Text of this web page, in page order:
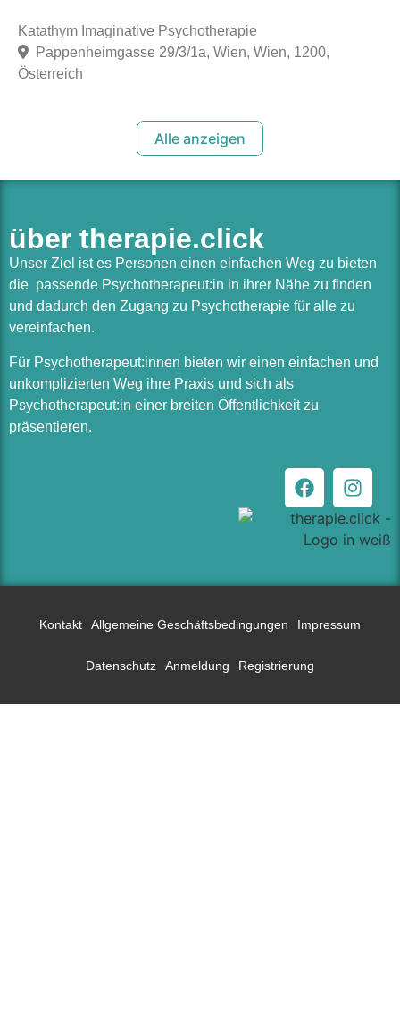
Katathym Imaginative Psychotherapie
Pappenheimgasse 29/3/1a, Wien, Wien, 1200,
Österreich
Alle anzeigen
über therapie.click
Unser Ziel ist es Personen einen einfachen Weg zu bieten
die passende Psychotherapeut:in in ihrer Nähe zu finden
und dadurch den Zugang zu Psychotherapie für alle zu
vereinfachen.
Für Psychotherapeut:innen bieten wir einen einfachen und
unkomplizierten Weg ihre Praxis und sich als
Psychotherapeut:in einer breiten Öffentlichkeit zu
präsentieren.
Kontakt Allgemeine Geschäftsbedingungen Impressum
Datenschutz Anmeldung Registrierung